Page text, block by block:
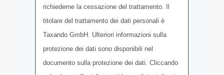
richiederne la cessazione del trattamento. Il
titolare del trattamento dei dati personali è
Taxando GmbH. Ulteriori informazioni sulla
protezione dei dati sono disponibili nel
documento sulla protezione dei dati. Cliccando